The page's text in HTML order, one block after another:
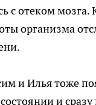
с отеком
организма
и Илья тоже
и